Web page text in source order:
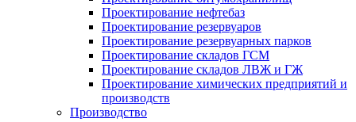
Проектирование нефтебаз
Проектирование резервуаров
Проектирование резервуарных парков
Проектирование складов ГСМ
Проектирование складов ЛВЖ и ГЖ
Проектирование химических предприятий и
производств
Производство